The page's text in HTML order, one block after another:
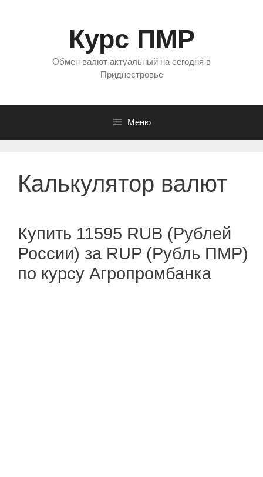
Курс ПМР
Обмен валют актуальный на сегодня в
Приднестровье
Меню
Калькулятор валют
Купить 11595 RUB (Рублей
России) за RUP (Рубль ПМР)
по курсу Агропромбанка